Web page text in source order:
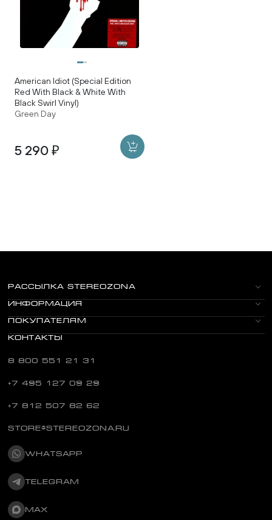
Green Day
American Idiot (Special Edition
Red With Black & White With
Black Swirl Vinyl)
5 290 ₽
РАССЫЛКА STEREOZONA
ИНФОРМАЦИЯ
ПОКУПАТЕЛЯМ
КОНТАКТЫ
8 800 551 21 31
+7 495 127 09 29
+7 812 507 82 62
STORE@STEREOZONA.RU
WHATSAPP
TELEGRAM
MAX